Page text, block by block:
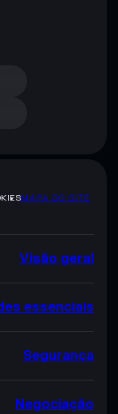
X
educativos e
a tua
MAPA DO SITE
Visão geral
essenciais
Segurança
Negociação